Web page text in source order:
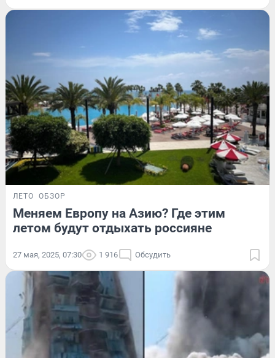
ЛЕТО ОБЗОР
Меняем Европу на Азию? Где этим
летом будут отдыхать россияне
27 мая, 2025, 07:30 1 916 Обсудить